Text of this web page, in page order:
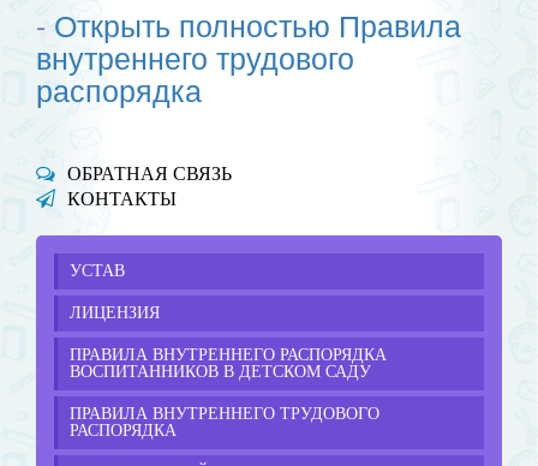
- Открыть полностью Правила
внутреннего трудового
распорядка
ОБРАТНАЯ СВЯЗЬ
КОНТАКТЫ
УСТАВ
ЛИЦЕНЗИЯ
ПРАВИЛА ВНУТРЕННЕГО РАСПОРЯДКА
ВОСПИТАННИКОВ В ДЕТСКОМ САДУ
ПРАВИЛА ВНУТРЕННЕГО ТРУДОВОГО
РАСПОРЯДКА